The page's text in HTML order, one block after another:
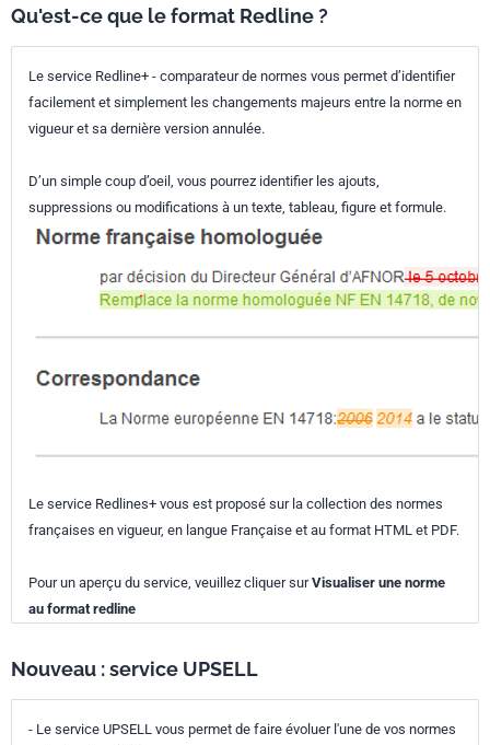
Qu'est-ce que le format Redline ?
Le service Redline+ - comparateur de normes vous permet d’identifier
facilement et simplement les changements majeurs entre la norme en
vigueur et sa dernière version annulée.
D’un simple coup d’oeil, vous pourrez identifier les ajouts,
suppressions ou modifications à un texte, tableau, figure et formule.
Le service Redlines+ vous est proposé sur la collection des normes
françaises en vigueur, en langue Française et au format HTML et PDF.
Pour un aperçu du service, veuillez cliquer surVisualiser une norme
au format redline
Nouveau : service UPSELL
- Le service UPSELL vous permet de faire évoluer l'une de vos normes